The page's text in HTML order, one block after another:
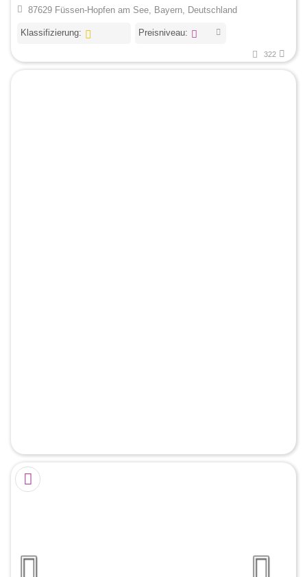
87629 Füssen-Hopfen am See, Bayern, Deutschland
Klassifizierung: Preisniveau:
322